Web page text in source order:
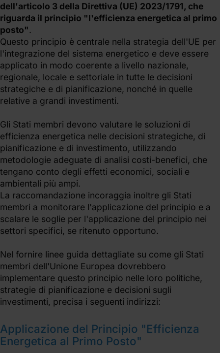
dell'articolo 3 della Direttiva (UE) 2023/1791, che
riguarda il principio "l'efficienza energetica al primo
posto".
Questo principio è centrale nella strategia dell'UE per
l'integrazione del sistema energetico e deve essere
applicato in modo coerente a livello nazionale,
regionale, locale e settoriale in tutte le decisioni
strategiche e di pianificazione, nonché in quelle
relative a grandi investimenti.
Gli Stati membri devono valutare le soluzioni di
efficienza energetica nelle decisioni strategiche, di
pianificazione e di investimento, utilizzando
metodologie adeguate di analisi costi-benefici, che
tengano conto degli effetti economici, sociali e
ambientali più ampi.
La raccomandazione incoraggia inoltre gli Stati
membri a monitorare l'applicazione del principio e a
scalare le soglie per l'applicazione del principio nei
settori specifici, se ritenuto opportuno.
Nel fornire linee guida dettagliate su come gli Stati
membri dell'Unione Europea dovrebbero
implementare questo principio nelle loro politiche,
strategie di pianificazione e decisioni sugli
investimenti, precisa i seguenti indirizzi:
Applicazione del Principio "Efficienza
Energetica al Primo Posto"